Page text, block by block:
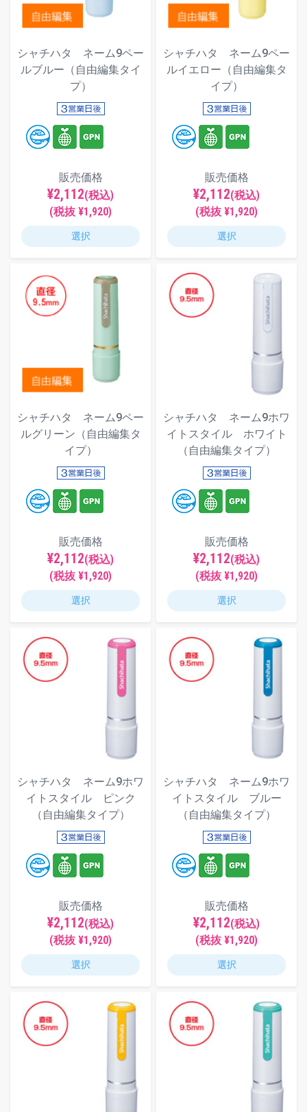
シャチハタ ネーム9ペー
ルブルー（自由編集タイ
プ）
販売価格
¥2,112(税込)
(税抜 ¥1,920)
選択
シャチハタ ネーム9ペー
ルイエロー（自由編集タ
イプ）
販売価格
¥2,112(税込)
(税抜 ¥1,920)
選択
シャチハタ ネーム9ペー
ルグリーン（自由編集タ
イプ）
販売価格
¥2,112(税込)
(税抜 ¥1,920)
選択
シャチハタ ネーム9ホワ
イトスタイル ホワイト
（自由編集タイプ）
販売価格
¥2,112(税込)
(税抜 ¥1,920)
選択
シャチハタ ネーム9ホワ
イトスタイル ピンク
（自由編集タイプ）
販売価格
¥2,112(税込)
(税抜 ¥1,920)
選択
シャチハタ ネーム9ホワ
イトスタイル ブルー
（自由編集タイプ）
販売価格
¥2,112(税込)
(税抜 ¥1,920)
選択